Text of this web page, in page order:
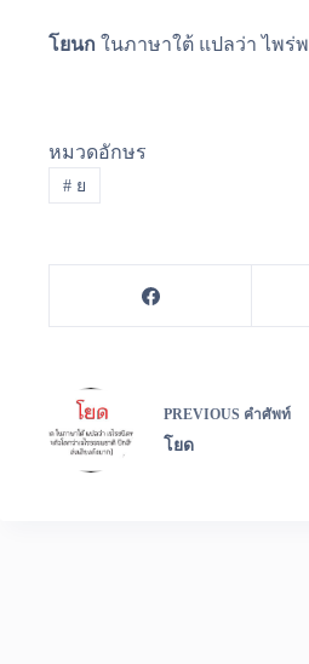
โยนก ในภาษาใต้ แปลว่า ไพร่
หมวดอักษร
#ย
PREVIOUS คำศัพท์
โยด